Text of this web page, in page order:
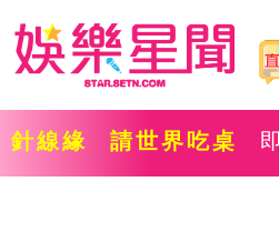
針線緣 請世界吃桌